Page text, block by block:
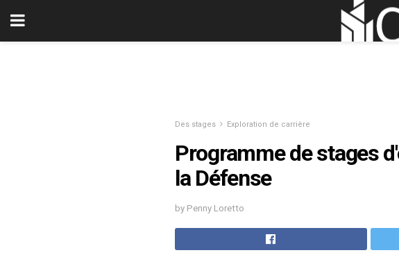
Des stages Exploration de carrière
Programme de stages
la Défense
by Penny Loretto